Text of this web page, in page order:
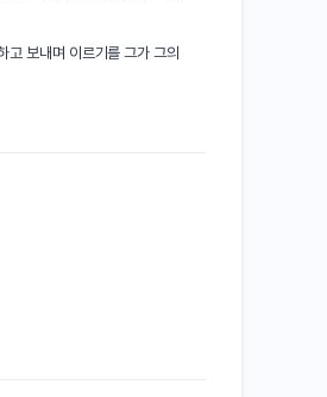
고 보내며 이르기를 그가 그의